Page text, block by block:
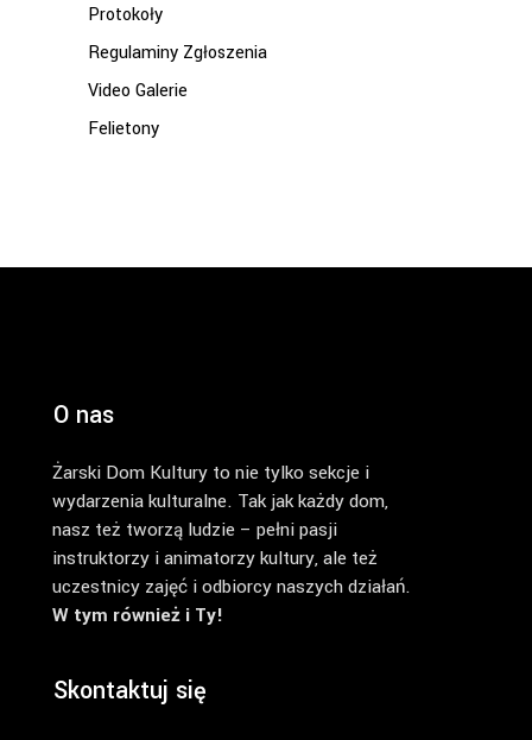
Protokoły
Regulaminy Zgłoszenia
Video Galerie
Felietony
O nas
Żarski Dom Kultury to nie tylko sekcje i
wydarzenia kulturalne. Tak jak każdy dom,
nasz też tworzą ludzie – pełni pasji
instruktorzy i animatorzy kultury, ale też
uczestnicy zajęć i odbiorcy naszych działań.
W tym również i Ty!
Skontaktuj się